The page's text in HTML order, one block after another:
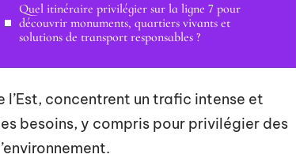
Quel itinéraire privilégier sur la ligne 7 pour
découvrir monuments, quartiers vivants et
solutions de transport responsables ?
l’Est, concentrent un trafic intense et
besoins, y compris pour privilégier des